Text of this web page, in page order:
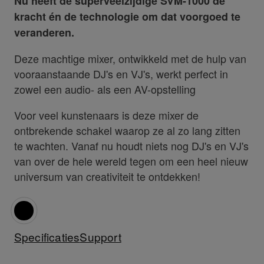
kracht én de technologie om dat voorgoed te
veranderen.
Deze machtige mixer, ontwikkeld met de hulp van
vooraanstaande DJ's en VJ's, werkt perfect in
zowel een audio- als een AV-opstelling
Voor veel kunstenaars is deze mixer de
ontbrekende schakel waarop ze al zo lang zitten
te wachten. Vanaf nu houdt niets nog DJ's en VJ's
van over de hele wereld tegen om een heel nieuw
universum van creativiteit te ontdekken!
SpecificatiesSupport